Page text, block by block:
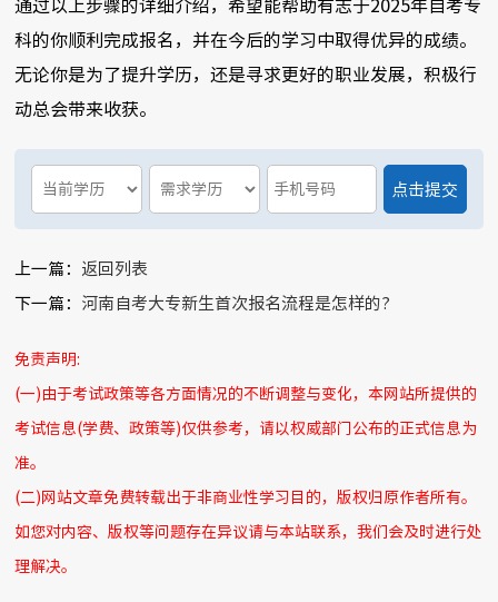
通过以上步骤的详细介绍，希望能帮助有志于2025年自考专
科的你顺利完成报名，并在今后的学习中取得优异的成绩。
无论你是为了提升学历，还是寻求更好的职业发展，积极行
动总会带来收获。
上一篇： 返回列表
下一篇： 河南自考大专新生首次报名流程是怎样的?
免责声明:
(一)由于考试政策等各方面情况的不断调整与变化，本网站所提供的
考试信息(学费、政策等)仅供参考，请以权威部门公布的正式信息为
准。
(二)网站文章免费转载出于非商业性学习目的，版权归原作者所有。
如您对内容、版权等问题存在异议请与本站联系，我们会及时进行处
理解决。